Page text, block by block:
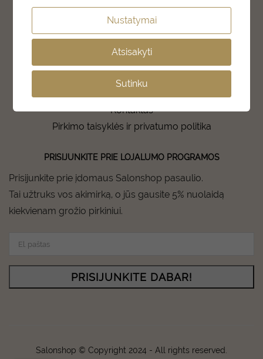
KONTAKTAI
+372 6777 328
Kontaktas
Pirkimo taisyklės ir privatumo politika
PRISIJUNKITE PRIE LOJALUMO PROGRAMOS
Prisijunkite prie įdomaus Salonshop pasaulio.
Tai užtruks vos akimirką, o jūs gausite 5% nuolaidą
kiekvienam grožio pirkiniui.
PRISIJUNKITE DABAR!
Salonshop © Copyright 2024 - All rights reserved.
Nustatymai
Atsisakyti
Sutinku